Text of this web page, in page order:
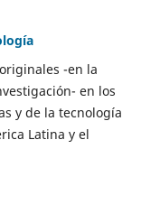
-en la
en los
y de la tecnología
Latina y el